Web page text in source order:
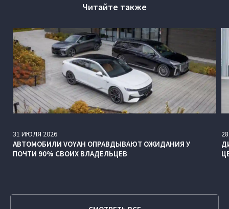
Читайте также
31 ИЮЛЯ 2026
АВТОМОБИЛИ VOYAH ОПРАВДЫВАЮТ ОЖИДАНИЯ У
ПОЧТИ 90% СВОИХ ВЛАДЕЛЬЦЕВ
28